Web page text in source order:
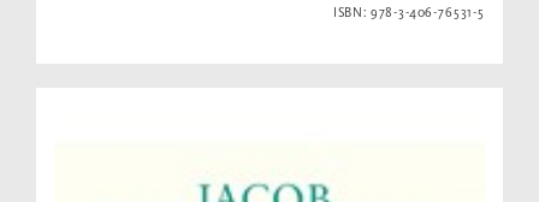
ISBN: 978-3-406-76531-5